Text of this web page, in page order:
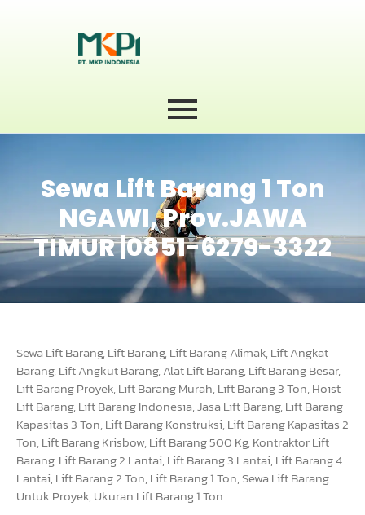
Sewa Lift Barang 1 Ton
NGAWI, Prov.JAWA
TIMUR |0851-6279-3322
Sewa Lift Barang, Lift Barang, Lift Barang Alimak, Lift Angkat
Barang, Lift Angkut Barang, Alat Lift Barang, Lift Barang Besar,
Lift Barang Proyek, Lift Barang Murah, Lift Barang 3 Ton, Hoist
Lift Barang, Lift Barang Indonesia, Jasa Lift Barang, Lift Barang
Kapasitas 3 Ton, Lift Barang Konstruksi, Lift Barang Kapasitas 2
Ton, Lift Barang Krisbow, Lift Barang 500 Kg, Kontraktor Lift
Barang, Lift Barang 2 Lantai, Lift Barang 3 Lantai, Lift Barang 4
Lantai, Lift Barang 2 Ton, Lift Barang 1 Ton, Sewa Lift Barang
Untuk Proyek, Ukuran Lift Barang 1 Ton